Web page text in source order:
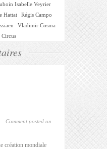
Isabelle Veyrier
Hattat
Régis Campo
Vladimir Cosma
Circus
Comment posted on
création mondiale